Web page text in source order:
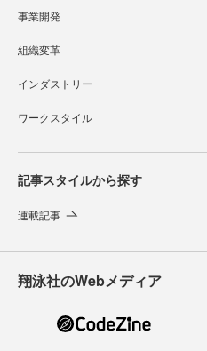
事業開発
組織変革
インダストリー
ワークスタイル
記事スタイルから探す
連載記事
翔泳社のWebメディア